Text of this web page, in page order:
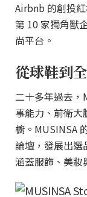
Airbnb 的創投
第 10 家獨角獸
尚平台。
從球鞋到
二十多年過去，
事能力、前衛
櫥。MUSINSA
論壇，發展出
涵蓋服飾、美妝